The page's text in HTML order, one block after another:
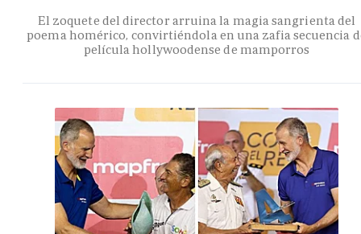
El zoquete del director arruina la magia sangrienta del
poema homérico, convirtiéndola en una zafia secuencia
película hollywoodense de mamporros